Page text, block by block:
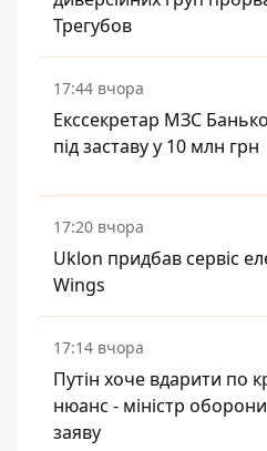
Трегубов
17:44 вчора
Екссекретар МЗС
під заставу у 10 млн грн
17:20 вчора
Uklon придбав сервіс
Wings
17:14 вчора
Путін хоче вдарити по
нюанс - міністр
заяву